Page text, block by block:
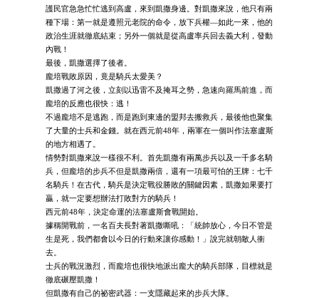
護民官急急忙忙逃到高盧，來到凱撒身邊。對凱撒來說，他只有兩
種下場：第一就是遵照元老院的命令，放下兵權—如此一來，他的
政治生涯就徹底結束；另外一個就是從高盧率兵回去義大利，發動
內戰！
最後，凱撒選擇了後者。
龐培戰敗原因，竟是騎兵太愛美？
凱撒過了河之後，立刻以迅雷不及掩耳之勢，急速向羅馬前進，而
龐培的反應也很快：逃！
不過龐培不是逃跑，而是跑到東邊的盟邦去搬救兵，最後他也聚集
了大量的士兵和金錢。就在西元前48年，兩軍在一個叫作法塞盧斯
的地方相遇了。
情勢對凱撒來說一樣很不利。首先凱撒有兩萬步兵以及一千多名騎
兵，但龐培的步兵不但是凱撒兩倍，還有一項最可怕的王牌：七千
名騎兵！在古代，騎兵是決定戰役勝敗的關鍵因素，凱撒如果要打
贏，就一定要想辦法打敗對方的騎兵！
西元前48年，決定命運的法塞盧斯會戰開始。
據稱開戰前，一名百夫長對著凱撒嘶吼：「統帥放心，今日不管是
生是死，我們都會以今日的行動來讓你感動！」說完就朝敵人衝
去。
士兵的戰況激烈，而龐培也很快地派出龐大的騎兵部隊，目標就是
徹底碾壓凱撒！
但凱撒有自己的祕密武器：一支隱藏起來的步兵大隊。